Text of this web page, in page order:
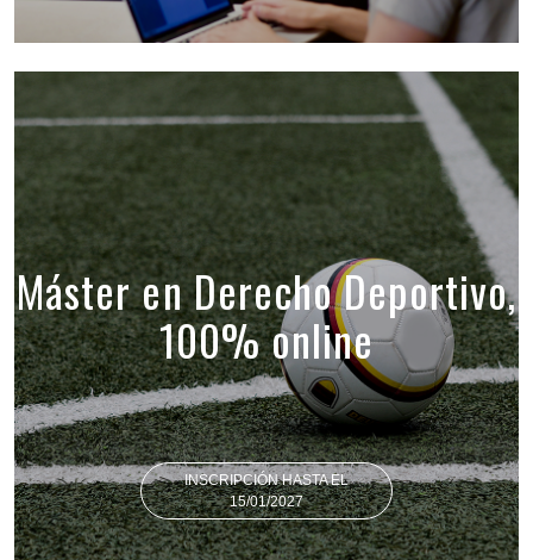
Máster en Derecho Deportivo,
100% online
INSCRIPCIÓN HASTA EL
15/01/2027